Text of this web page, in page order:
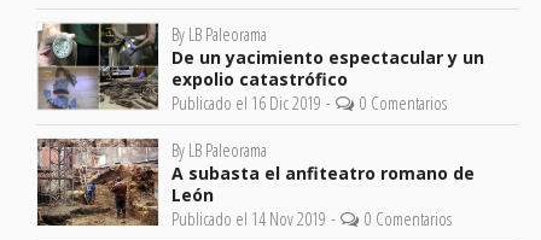
By LB Paleorama
De un yacimiento espectacular y un
expolio catastrófico
Publicado el 16 Dic 2019 -
0 Comentarios
By LB Paleorama
A subasta el anfiteatro romano de
León
Publicado el 14 Nov 2019 -
0 Comentarios